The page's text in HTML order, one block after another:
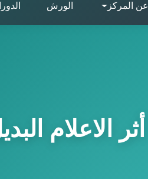
عن المركز الورش
أثر الاعلام